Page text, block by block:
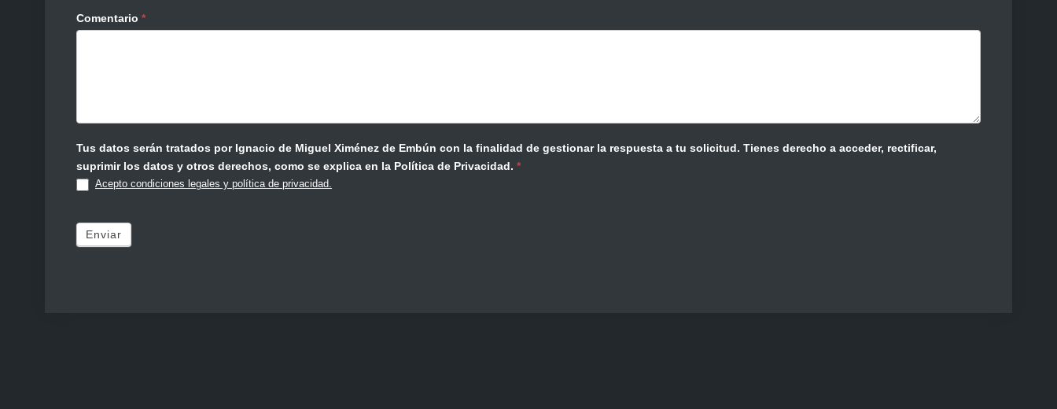
Comentario *
Tus datos serán tratados por Ignacio de Miguel Ximénez de Embún con la finalidad de gestionar la respuesta a tu solicitud. Tienes derecho a acceder, rectificar,
suprimir los datos y otros derechos, como se explica en la Política de Privacidad. *
Acepto condiciones legales y política de privacidad.
Enviar